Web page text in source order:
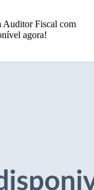
Auditor Fiscal com
agora!